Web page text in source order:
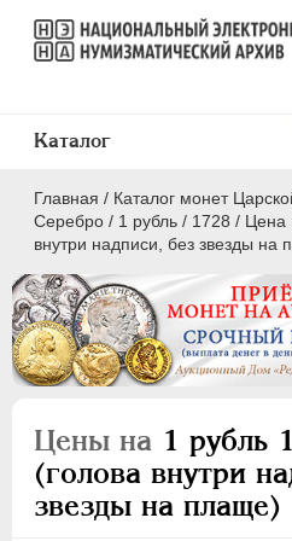
Главная / Каталог монет
Серебро / 1 рубль / 1728 / Цена
внутри надписи, без звезды на
Цены на 1 рубль
(голова внутри
звезды на плаще)
Каталог
ПEТР I 1699 - 1725
ЕКАТЕРИНА I 1725-1727
Золото
Серебро